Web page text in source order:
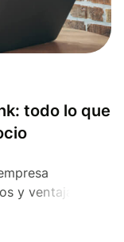
todo lo que
y ventajas.